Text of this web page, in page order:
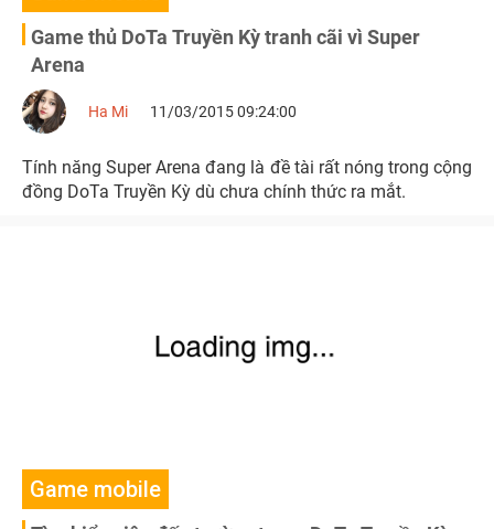
Game thủ DoTa Truyền Kỳ tranh cãi vì Super
Arena
Ha Mi 11/03/2015 09:24:00
Tính năng Super Arena đang là đề tài rất nóng trong cộng
đồng DoTa Truyền Kỳ dù chưa chính thức ra mắt.
Game mobile